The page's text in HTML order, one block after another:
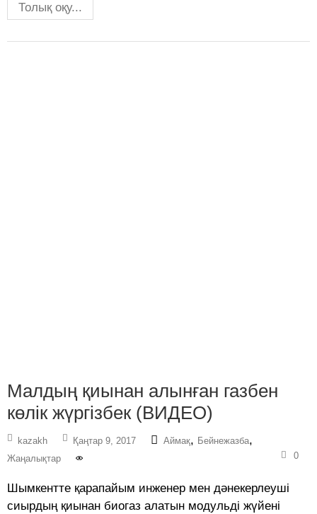
Толық оқу...
Малдың қиынан алынған газбен
көлік жүргізбек (ВИДЕО)
kazakh Қаңтар 9, 2017 Аймақ, Бейнежазба,
Жаңалықтар 0
Шымкентте қарапайым инженер мен дәнекерлеуші
сиырдың қиынан биогаз алатын модульді жүйені